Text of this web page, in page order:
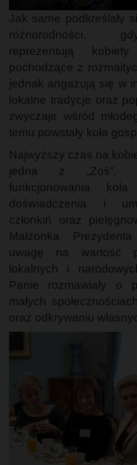
Jak same podkreślały
różnorodności,
reprezentują
pochodzące z
jednak angażują się w
lokalne tradycje oraz
zwyczaje wśród
temu powstały koła
Najwyższy czas na
jedna z „Zoś”.
funkcjonowania
doświadczenia i
członkiń oraz
Małżonka
uwagę na wartość
lokalnych i
Panie rozmawiały o
małych
oraz odkrywaniu